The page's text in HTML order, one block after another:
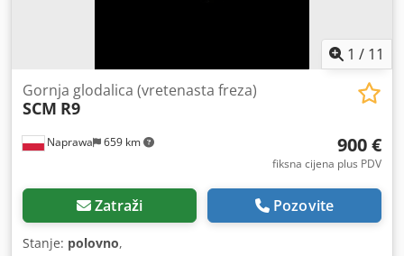
1 / 11
Naprawa 659 km
Gornja glodalica (vretenasta freza)
SCM R9
900 €
fiksna cijena plus PDV
Zatraži Pozovite
Stanje: polovno,